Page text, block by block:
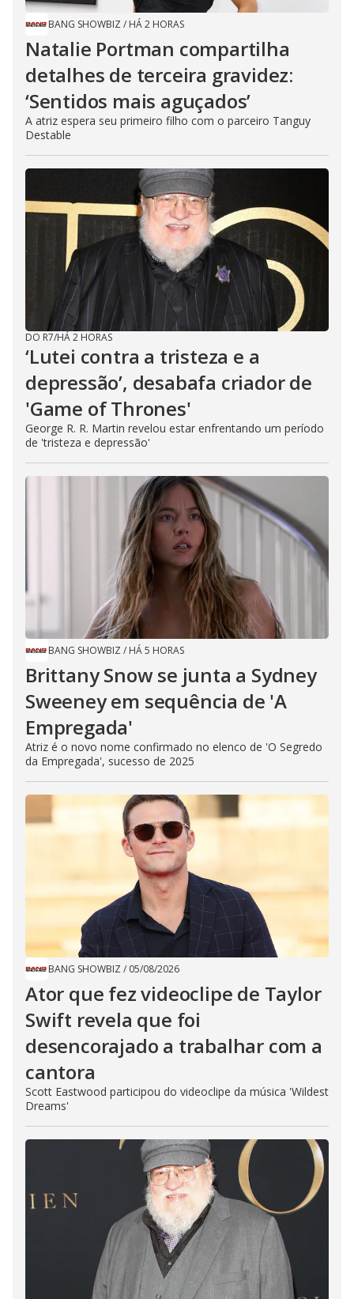
BANG SHOWBIZ / HÁ 2 HORAS
Natalie Portman compartilha
detalhes de terceira gravidez:
‘Sentidos mais aguçados’
A atriz espera seu primeiro filho com o parceiro Tanguy
Destable
DO R7/HÁ 2 HORAS
‘Lutei contra a tristeza e a
depressão’, desabafa criador de
'Game of Thrones'
George R. R. Martin revelou estar enfrentando um período
de 'tristeza e depressão'
BANG SHOWBIZ / HÁ 5 HORAS
Brittany Snow se junta a Sydney
Sweeney em sequência de ​'A
Empregada​'
Atriz é o novo nome confirmado no elenco de 'O Segredo
da Empregada', sucesso de 2025
BANG SHOWBIZ / 05/08/2026
Ator que fez videoclipe de Taylor
Swift revela que foi
desencorajado a trabalhar com a
cantora
Scott Eastwood participou do videoclipe da música 'Wildest
Dreams'